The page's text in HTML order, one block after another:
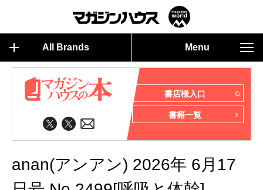
All Brands Menu
書店様入口
書籍一覧
anan(アンアン) 2026年 6月17